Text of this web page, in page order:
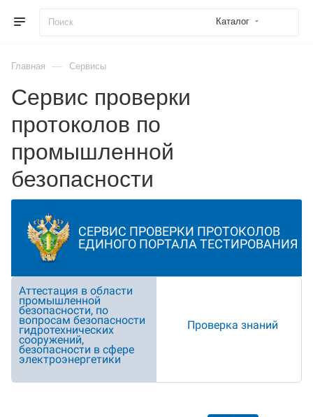
Каталог
Главная — Сервисы
Сервис проверки
протоколов по
промышленной
безопасности